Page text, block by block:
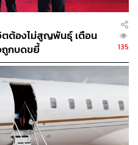
ต้องไม่สูญพันธุ์ เตือน
ถูกบดขยี้
135